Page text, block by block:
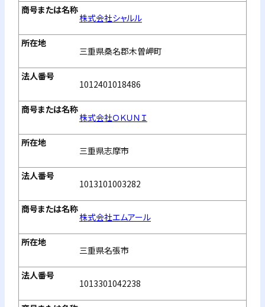
株式会社シャルル
三重県桑名郡木曽岬町
1012401018486
株式会社ＯＫＵＮＩ
三重県志摩市
1013101003282
株式会社エムアール
三重県名張市
1013301042238